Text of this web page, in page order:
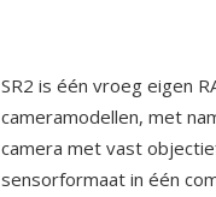
SR2 is één vroeg eigen
cameramodellen, met
camera met vast
sensorformaat in één